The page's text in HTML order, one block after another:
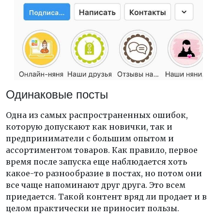
Одинаковые посты
Одна из самых распространенных ошибок,
которую допускают как новички, так и
предприниматели с большим опытом и
ассортиментом товаров. Как правило, первое
время после запуска еще наблюдается хоть
какое-то разнообразие в постах, но потом они
все чаще напоминают друг друга. Это всем
приедается. Такой контент вряд ли продает и в
целом практически не приносит пользы.